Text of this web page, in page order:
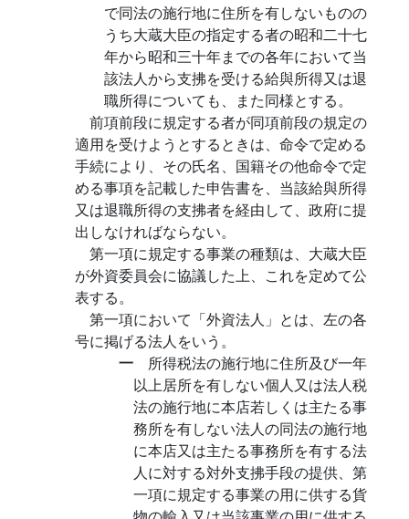
で同法の施行地に住所を有しないものの
うち大蔵大臣の指定する者の昭和二十七
年から昭和三十年までの各年において当
該法人から支拂を受ける給與所得又は退
職所得についても、また同様とする。
前項前段に規定する者が同項前段の規定の
適用を受けようとするときは、命令で定める
手続により、その氏名、国籍その他命令で定
める事項を記載した申告書を、当該給與所得
又は退職所得の支拂者を経由して、政府に提
出しなければならない。
第一項に規定する事業の種類は、大蔵大臣
が外資委員会に協議した上、これを定めて公
表する。
第一項において「外資法人」とは、左の各
号に掲げる法人をいう。
一 所得税法の施行地に住所及び一年
以上居所を有しない個人又は法人税
法の施行地に本店若しくは主たる事
務所を有しない法人の同法の施行地
に本店又は主たる事務所を有する法
人に対する対外支拂手段の提供、第
一項に規定する事業の用に供する貨